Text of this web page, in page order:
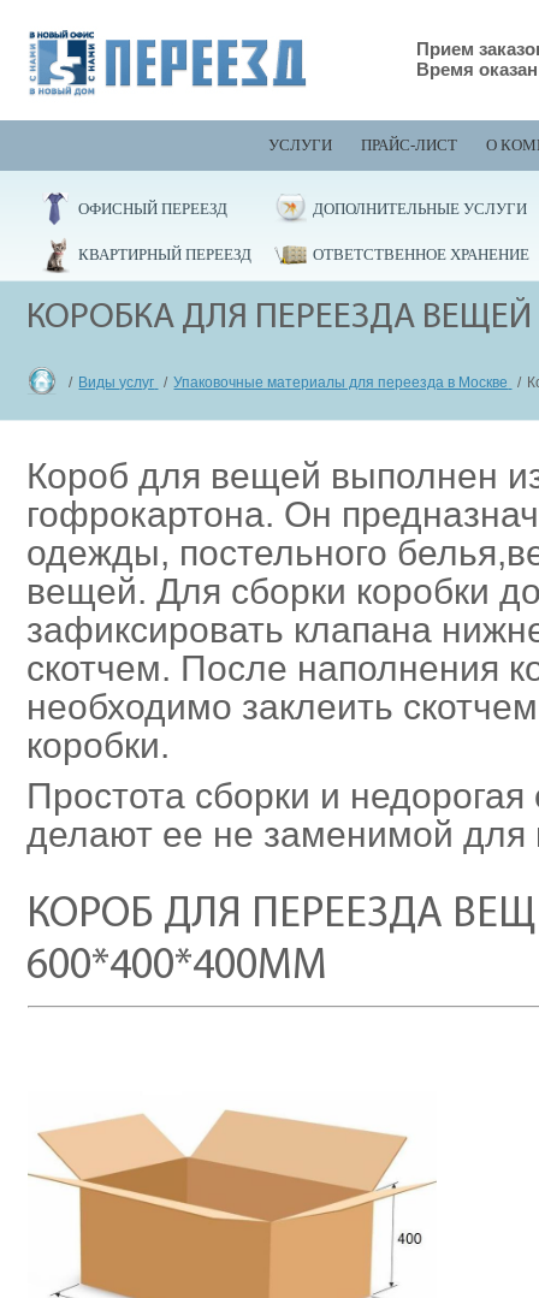
Прием
Время
УСЛУГИ ПРАЙС-ЛИСТ О
ОФИСНЫЙ ПЕРЕЕЗД ДОПОЛНИТЕЛЬНЫЕ УСЛУГИ
КВАРТИРНЫЙ ПЕРЕЕЗД ОТВЕТСТВЕННОЕ ХРАНЕНИЕ
КОРОБКА ДЛЯ ПЕРЕЕЗДА ВЕЩЕЙ
Виды услуг Упаковочные материалы для переезда в Москве
Короб для вещей выполнен
гофрокартона. Он
одежды, постельного
вещей. Для сборки коробки
зафиксировать клапана
скотчем. После наполнения
необходимо заклеить
коробки.
Простота сборки и недорогая
делают ее не заменимой для
КОРОБ ДЛЯ ПЕРЕЕЗДА
600*400*400ММ